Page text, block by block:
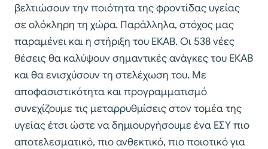
βελτιώσουν την ποιότητα της φροντίδας υγείας
σε ολόκληρη τη χώρα. Παράλληλα, στόχος μας
παραμένει και η στήριξη του ΕΚΑΒ. Οι 538 νέες
θέσεις θα καλύψουν σημαντικές ανάγκες του ΕΚΑΒ
και θα ενισχύσουν τη στελέχωση του. Με
αποφασιστικότητα και προγραμματισμό
συνεχίζουμε τις μεταρρυθμίσεις στον τομέα της
υγείας έτσι ώστε να δημιουργήσουμε ένα ΕΣΥ πιο
αποτελεσματικό, πιο ανθεκτικό, πιο ποιοτικό για